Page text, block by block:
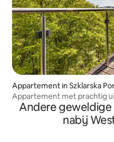
Appartement in Szklarska
Appartement met prachtig
Andere
nabij